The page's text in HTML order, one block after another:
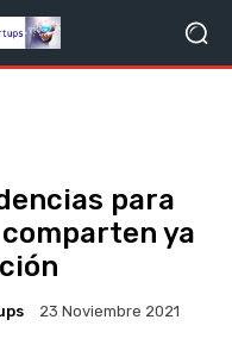
para
ya
23 Noviembre 2021